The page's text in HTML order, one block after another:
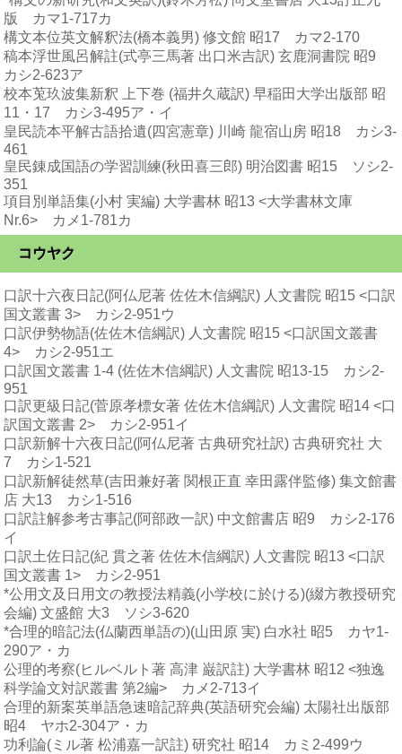
版 カマ1-717カ
構文本位英文解釈法(橋本義男) 修文館 昭17 カマ2-170
稿本浮世風呂解註(式亭三馬著 出口米吉訳) 玄鹿洞書院 昭9
カシ2-623ア
校本莵玖波集新釈 上下巻 (福井久蔵訳) 早稲田大学出版部 昭
11・17 カシ3-495ア・イ
皇民読本平解古語拾遺(四宮憲章) 川崎 龍宿山房 昭18 カシ3-
461
皇民錬成国語の学習訓練(秋田喜三郎) 明治図書 昭15 ソシ2-
351
項目別単語集(小村 実編) 大学書林 昭13 <大学書林文庫
Nr.6> カメ1-781カ
コウヤク
口訳十六夜日記(阿仏尼著 佐佐木信綱訳) 人文書院 昭15 <口訳
国文叢書 3> カシ2-951ウ
口訳伊勢物語(佐佐木信綱訳) 人文書院 昭15 <口訳国文叢書
4> カシ2-951エ
口訳国文叢書 1-4 (佐佐木信綱訳) 人文書院 昭13-15 カシ2-
951
口訳更級日記(菅原孝標女著 佐佐木信綱訳) 人文書院 昭14 <口
訳国文叢書 2> カシ2-951イ
口訳新解十六夜日記(阿仏尼著 古典研究社訳) 古典研究社 大
7 カシ1-521
口訳新解徒然草(吉田兼好著 関根正直 幸田露伴監修) 集文館書
店 大13 カシ1-516
口訳註解参考古事記(阿部政一訳) 中文館書店 昭9 カシ2-176
イ
口訳土佐日記(紀 貫之著 佐佐木信綱訳) 人文書院 昭13 <口訳
国文叢書 1> カシ2-951
*公用文及日用文の教授法精義(小学校に於ける)(綴方教授研究
会編) 文盛館 大3 ソシ3-620
*合理的暗記法(仏蘭西単語の)(山田原 実) 白水社 昭5 カヤ1-
290ア・カ
公理的考察(ヒルベルト著 高津 巌訳註) 大学書林 昭12 <独逸
科学論文対訳叢書 第2編> カメ2-713イ
合理的新案英単語急速暗記辞典(英語研究会編) 太陽社出版部
昭4 ヤホ2-304ア・カ
功利論(ミル著 松浦嘉一訳註) 研究社 昭14 カミ2-499ウ